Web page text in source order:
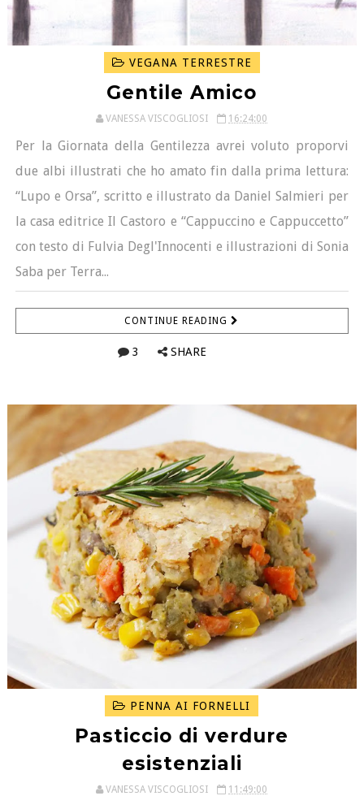
VEGANA TERRESTRE
Gentile Amico
VANESSA VISCOGLIOSI 16:24:00
Per la Giornata della Gentilezza avrei voluto proporvi
due albi illustrati che ho amato fin dalla prima lettura:
“Lupo e Orsa”, scritto e illustrato da Daniel Salmieri per
la casa editrice Il Castoro e “Cappuccino e Cappuccetto”
con testo di Fulvia Degl'Innocenti e illustrazioni di Sonia
Saba per Terra...
CONTINUE READING
3 SHARE
PENNA AI FORNELLI
Pasticcio di verdure
esistenziali
VANESSA VISCOGLIOSI 11:49:00